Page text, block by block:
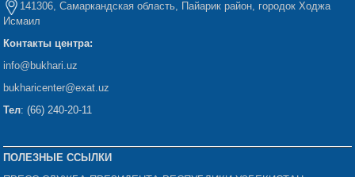
141306, Самаркандская область, Пайарик район, городок Ходжа
Исмаил
Контакты центра:
info@bukhari.uz
bukharicenter@exat.uz
Тел: (66) 240-20-11
ПОЛЕЗНЫЕ ССЫЛКИ